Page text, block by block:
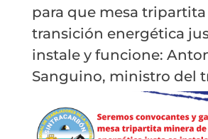
para que mesa
transición energética
instale y funcione:
Sanguino, ministro del